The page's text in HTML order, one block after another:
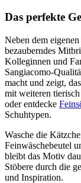
Das perfekte
Neben dem
bezauberndes
Kolleginnen und
Sangiacomo-
macht und zeigt,
mit weiteren
oder entdecke
Schuhtypen.
Wasche die
Feinwäschebeutel
bleibt das Motiv
Stöbere durch die
und Inspiration.